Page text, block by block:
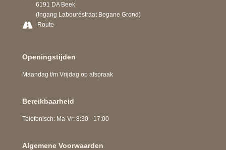
6191 DA Beek
(Ingang Labouréstraat Begane Grond)
Route
Openingstijden
Maandag t/m Vrijdag op afspraak
Bereikbaarheid
Telefonisch: Ma-Vr: 8:30 - 17:00
Algemene Voorwaarden